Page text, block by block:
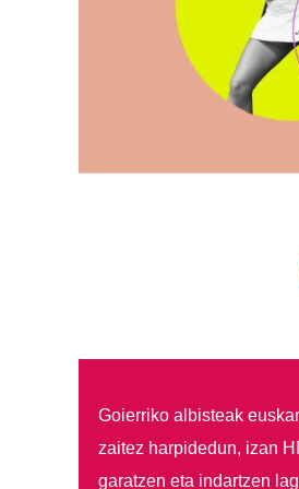
Goierriko albisteak
zaitez harpidedun, izan
garatzen eta indartzen